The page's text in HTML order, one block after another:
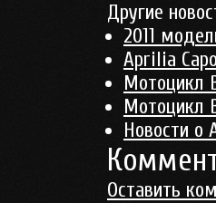
Другие
2011
Aprilia
Мотоцикл
Мотоцикл
Новости о
Оставить